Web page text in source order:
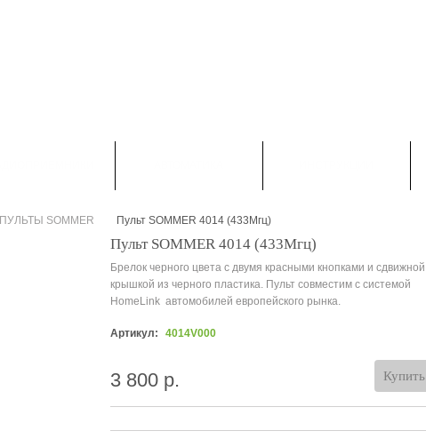
ПУЛЬТЫ SOMMER
Пульт SOMMER 4014 (433Мгц)
Пульт SOMMER 4014 (433Мгц)
Брелок черного цвета с двумя красными кнопками и сдвижной
крышкой из черного пластика. Пульт совместим с системой
HomeLink автомобилей европейского рынка.
Артикул: 4014V000
3 800 р. Купить